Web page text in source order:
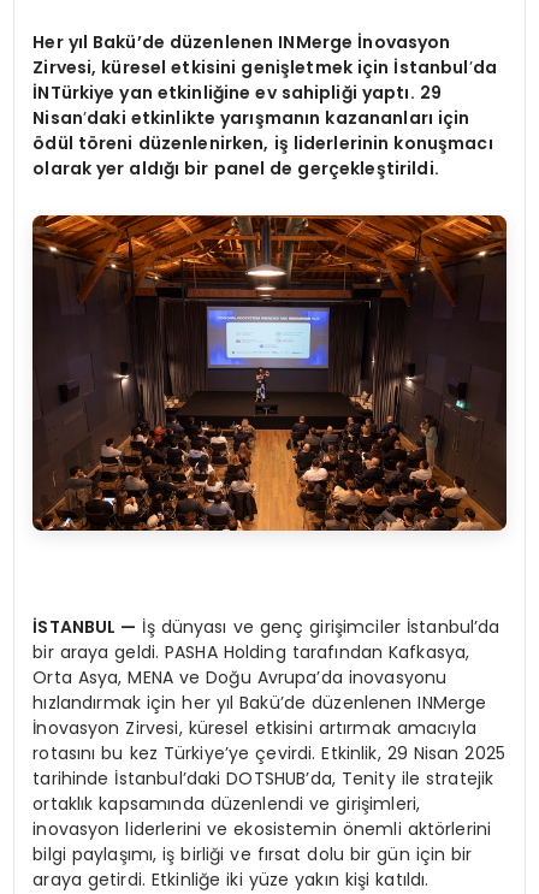
Her yıl Bakü’de düzenlenen INMerge İnovasyon
Zirvesi, küresel etkisini genişletmek için İstanbul’da
İNTürkiye yan etkinliğine ev sahipliği yaptı. 29
Nisan’daki etkinlikte yarışmanın kazananları için
ödül töreni düzenlenirken, iş liderlerinin konuşmacı
olarak yer aldığı bir panel de gerçekleştirildi.
İSTANBUL — İş dünyası ve genç girişimciler İstanbul’da
bir araya geldi. PASHA Holding tarafından Kafkasya,
Orta Asya, MENA ve Doğu Avrupa’da inovasyonu
hızlandırmak için her yıl Bakü’de düzenlenen INMerge
İnovasyon Zirvesi, küresel etkisini artırmak amacıyla
rotasını bu kez Türkiye’ye çevirdi. Etkinlik, 29 Nisan 2025
tarihinde İstanbul’daki DOTSHUB’da, Tenity ile stratejik
ortaklık kapsamında düzenlendi ve girişimleri,
inovasyon liderlerini ve ekosistemin önemli aktörlerini
bilgi paylaşımı, iş birliği ve fırsat dolu bir gün için bir
araya getirdi. Etkinliğe iki yüze yakın kişi katıldı.